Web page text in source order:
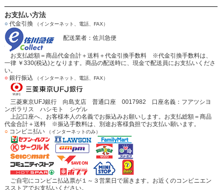
お支払い方法
○代金引換 （インターネット、電話、FAX）
配送業者：佐川急便
お支払総額＝商品代金合計＋送料＋代金引換手数料 ※代金引換手数料は、
一律 ￥330(税込)となります。商品の配送時に、現金で配送員にお支払いくださ
い。
○銀行振込 （インターネット、電話、FAX）
三菱東京UFJ銀行 向島支店 普通口座 0017982 口座名義：フアツシヨ
ンポラリス ハシモト シゲル
上記口座へ、お客様本人の名義でお振込みお願いします。お支払総額＝商品
代金合計＋送料 ※振込手数料は、別途お客様負担でお支払い願います。
○コンビニ払い （インターネットのみ）
ご自宅にコンビニ払込票が１～３営業日で届きます。お近くのコンビニエン
スストアでお支払いください。